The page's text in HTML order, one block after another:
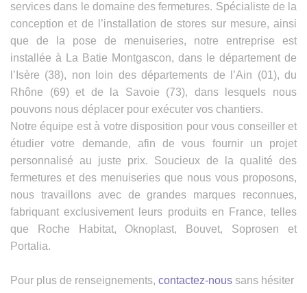
services dans le domaine des fermetures. Spécialiste de la
conception et de l’installation de stores sur mesure, ainsi
que de la pose de menuiseries, notre entreprise est
installée à La Batie Montgascon, dans le département de
l’Isère (38), non loin des départements de l’Ain (01), du
Rhône (69) et de la Savoie (73), dans lesquels nous
pouvons nous déplacer pour exécuter vos chantiers.
Notre équipe est à votre disposition pour vous conseiller et
étudier votre demande, afin de vous fournir un projet
personnalisé au juste prix. Soucieux de la qualité des
fermetures et des menuiseries que nous vous proposons,
nous travaillons avec de grandes marques reconnues,
fabriquant exclusivement leurs produits en France, telles
que Roche Habitat, Oknoplast, Bouvet, Soprosen et
Portalia.
Pour plus de renseignements, contactez-nous sans hésiter